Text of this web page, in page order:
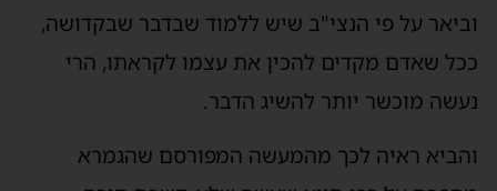
וביאר על פי הנצי"ב שיש ללמוד שבדבר שבקדושה,
ככל שאדם מקדים להכין את עצמו לקראתו, הרי
נעשה מוכשר יותר להשיג הדבר.
והביא ראיה לכך מהמעשה המפורסם שהגמרא